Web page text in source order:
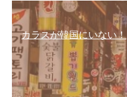
カラスが韓国にいない！